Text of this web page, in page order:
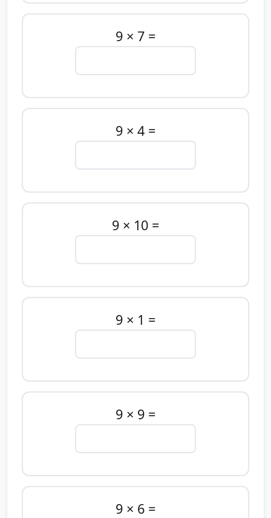
9 × 7 =
9 × 4 =
9 × 10 =
9 × 1 =
9 × 9 =
9 × 6 =